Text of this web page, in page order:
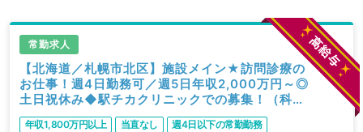
常勤求人
【北海道／札幌市北区】施設メイン★訪問診療の
お仕事！週4日勤務可／週5日年収2,000万円～◎
土日祝休み◆駅チカクリニックでの募集！（科目
不問／常勤）
年収1,800万円以上 当直なし
週4日以下の常勤勤務